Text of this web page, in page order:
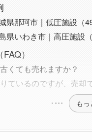
県那珂市｜低圧施設（
県いわき市｜高圧施設
）
くても売れますか？
ているのですが、売却
も